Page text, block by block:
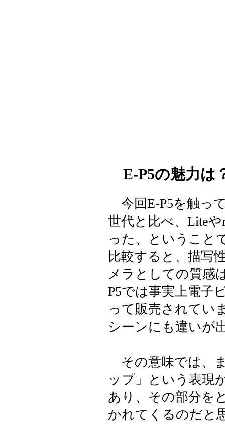
E-P5の魅力は
今回E-P5を触っ
世代と比べ、Lite
った、ということ
比較すると、描写
メラとしての質感
P5では事実上電子
って販売されてい
シーンにも違いが
その意味では、
ップ」という表現
あり、その部分を
かれてくるのだと